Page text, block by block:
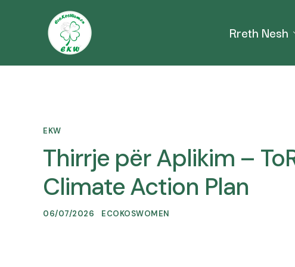
Rreth Nesh
EKW
Thirrje për Aplikim –
Climate Action Plan
06/07/2026 ECOKOSWOMEN